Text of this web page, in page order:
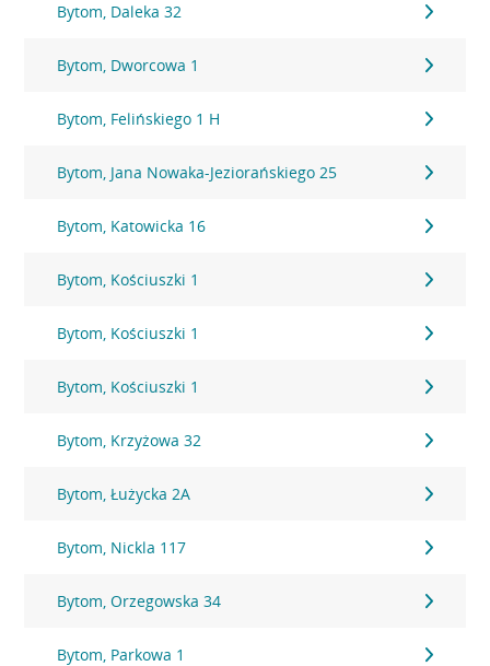
Bytom, Daleka 32
Bytom, Dworcowa 1
Bytom, Felińskiego 1 H
Bytom, Jana Nowaka-Jeziorańskiego 25
Bytom, Katowicka 16
Bytom, Kościuszki 1
Bytom, Kościuszki 1
Bytom, Kościuszki 1
Bytom, Krzyżowa 32
Bytom, Łużycka 2A
Bytom, Nickla 117
Bytom, Orzegowska 34
Bytom, Parkowa 1